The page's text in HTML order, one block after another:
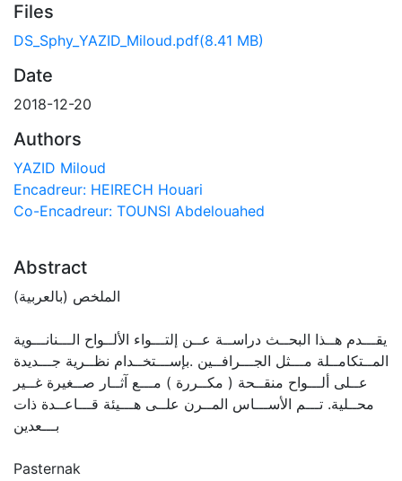
Files
DS_Sphy_YAZID_Miloud.pdf(8.41 MB)
Date
2018-12-20
Authors
YAZID Miloud
Encadreur: HEIRECH Houari
Co-Encadreur: TOUNSI Abdelouahed
Abstract
الملخص (بالعربية)
يقـــدم هــذا البحــث دراســة عــن إلتـــواء الألــواح الـــنانـــوية
المــتكامــلة مـــثل الجـــرافــين .بإســـتخــدام نظــرية جـــديدة
عــلى ألـــواح منقــحة ( مكــررة ) مـــع آثــار صــغيرة غــير
محــلية. تـــم الأســـاس المــرن علــى هـــيئة قـــاعــدة ذات
بـــعدين
Pasternak